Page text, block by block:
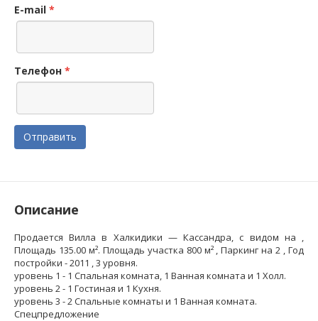
E-mail *
Телефон *
Отправить
Oписание
Продается Вилла в Халкидики — Кассандра, с видом на ,
Площадь 135.00 м². Площадь участка 800 м² , Паркинг на 2 , Год
постройки - 2011 , 3 уровня.
уровень 1 - 1 Спальная комната, 1 Ванная комната и 1 Холл.
уровень 2 - 1 Гостиная и 1 Кухня.
уровень 3 - 2 Спальные комнаты и 1 Ванная комната.
Спецпредложение